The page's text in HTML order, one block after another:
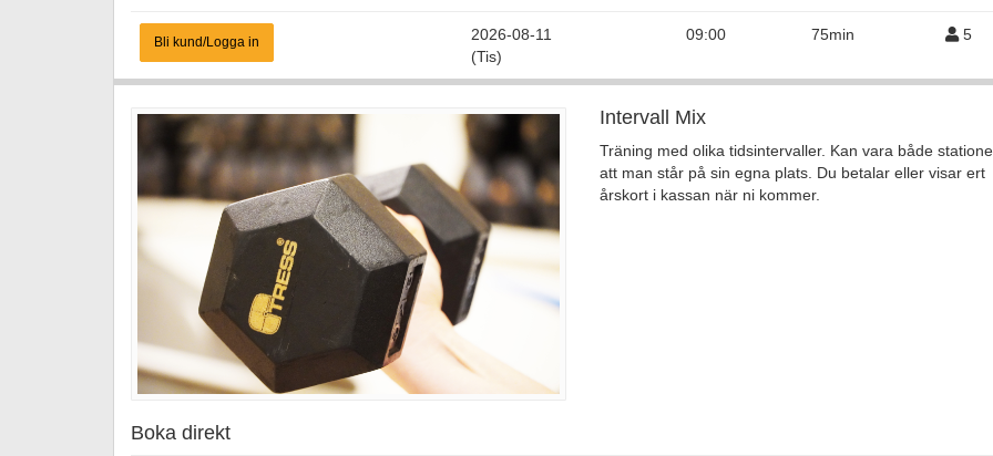
Bli kund/Logga in
2026-08-11
(Tis)
09:00 75min 5
Intervall Mix
Träning med olika tidsintervaller. Kan vara både
att man står på sin egna plats. Du betalar eller visar ert
årskort i kassan när ni kommer.
Boka direkt